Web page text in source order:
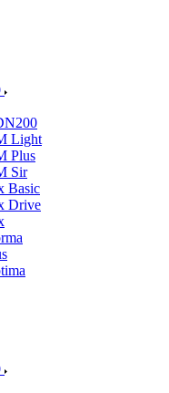
Light
Plus
Sir
Basic
Drive